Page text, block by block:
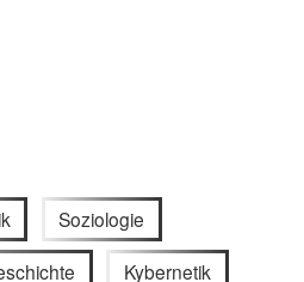
Soziologie
Kybernetik